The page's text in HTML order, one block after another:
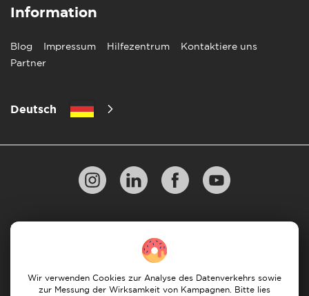
Information
Blog Impressum Hilfezentrum
Kontaktiere uns
Partner
Deutsch
Datenschutzbestimmungen
10 Regeln für einen erfolgreichen Umzug
Zahlungsrichtlinien Bedingungen & Konditionen
Wir verwenden Cookies zur Analyse des Datenverkehrs sowie
zur Messung der Wirksamkeit von Kampagnen. Bitte lies